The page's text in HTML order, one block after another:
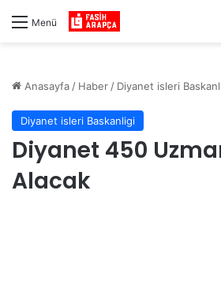
Menü
Anasayfa / Haber / Diyanet isleri
Diyanet isleri Baskanligi
Diyanet 450
Alacak